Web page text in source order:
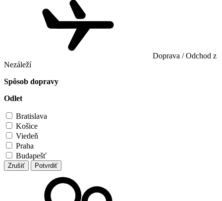
Doprava / Odchod z
Nezáleží
Spôsob dopravy
Odlet
Bratislava
Košice
Viedeň
Praha
Budapešť
Zrušiť Potvrdiť